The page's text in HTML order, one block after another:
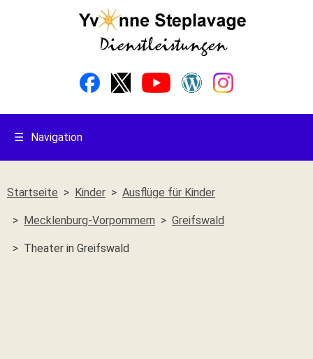
☰ Navigation
Startseite Kinder Ausflüge für Kinder
Mecklenburg-Vorpommern Greifswald
Theater in Greifswald